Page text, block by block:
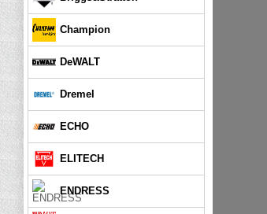
Champion
DeWALT
Dremel
ECHO
ELITECH
ENDRESS